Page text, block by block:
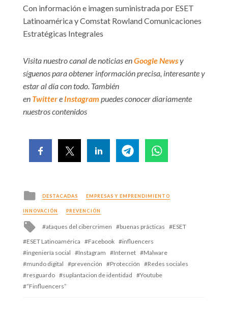
Con información e imagen suministrada por ESET
Latinoamérica y Comstat Rowland Comunicaciones
Estratégicas Integrales
Visita nuestro canal de noticias enGoogle Newsy
síguenos para obtener información precisa, interesante y
estar al día con todo. También
en Twittere Instagram puedes conocer diariamente
nuestros contenidos
Posted
in
DESTACADAS EMPRESAS Y EMPRENDIMIENTO
INNOVACIÓN PREVENCIÓN
Tagged
ataques del cibercrimen buenas prácticas
ESET
ESET Latinoamérica
Facebook
influencers
ingeniería social
Instagram Internet
Malware
mundo digital
prevención Protección
Redes sociales
resguardo
suplantacion de identidad
Youtube
“Finfluencers”